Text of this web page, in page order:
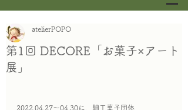
第1回 DECORE「お菓子×アート
展」
atelierPOPO
2022.04.27～04.30に、細工菓子団体